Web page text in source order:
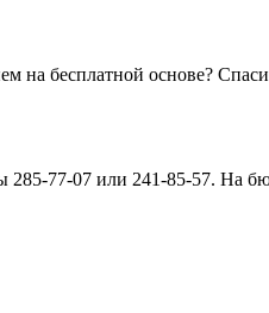
на бесплатной основе?
77-07 или 241-85-57. На